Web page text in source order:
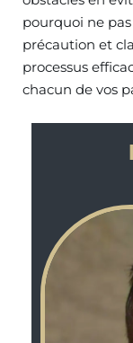
pourquoi ne
précaution et
processus
chacun de vos